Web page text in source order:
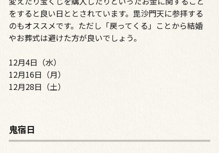
をすると良い日ととされています。毘沙門天に参拝する
のもオススメです。ただし「戻ってくる」ことから結婚
やお葬式は避けた方が良いでしょう。
12月4日（水）
12月16日（月）
12月28日（土）
鬼宿日